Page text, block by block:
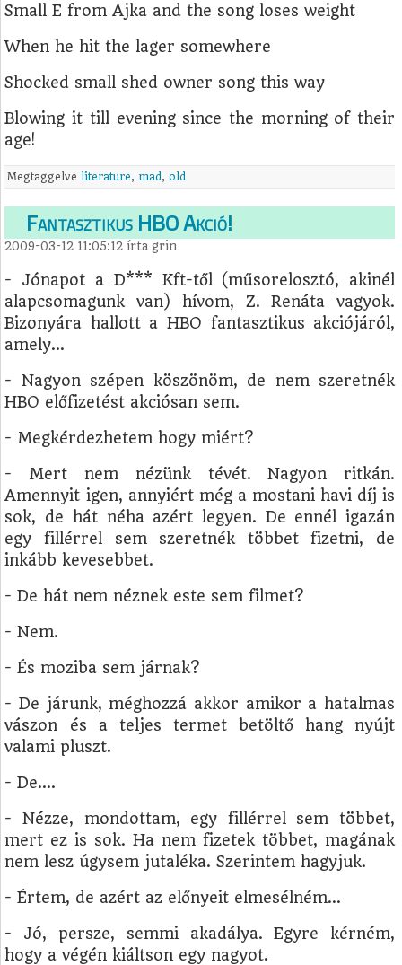
Small E from Ajka and the song loses weight
When he hit the lager somewhere
Shocked small shed owner song this way
Blowing it till evening since the morning of their
age!
Megtaggelve literature, mad,old
Fantasztikus HBO Akció!
2009-03-12 11:05:12 írtagrin
- Jónapot a D*** Kft-től (műsorelosztó, akinél
alapcsomagunk van) hívom, Z. Renáta vagyok.
Bizonyára hallott a HBO fantasztikus akciójáról,
amely...
- Nagyon szépen köszönöm, de nem szeretnék
HBO előfizetést akciósan sem.
- Megkérdezhetem hogy miért?
- Mert nem nézünk tévét. Nagyon ritkán.
Amennyit igen, annyiért még a mostani havi díj is
sok, de hát néha azért legyen. De ennél igazán
egy fillérrel sem szeretnék többet fizetni, de
inkább kevesebbet.
- De hát nem néznek este sem filmet?
- Nem.
- És moziba sem járnak?
- De járunk, méghozzá akkor amikor a hatalmas
vászon és a teljes termet betöltő hang nyújt
valami pluszt.
- De....
- Nézze, mondottam, egy fillérrel sem többet,
mert ez is sok. Ha nem fizetek többet, magának
nem lesz úgysem jutaléka. Szerintem hagyjuk.
- Értem, de azért az előnyeit elmesélném...
- Jó, persze, semmi akadálya. Egyre kérném,
hogy a végén kiáltson egy nagyot.